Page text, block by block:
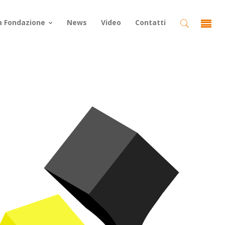
Fondazione News Video Contatti